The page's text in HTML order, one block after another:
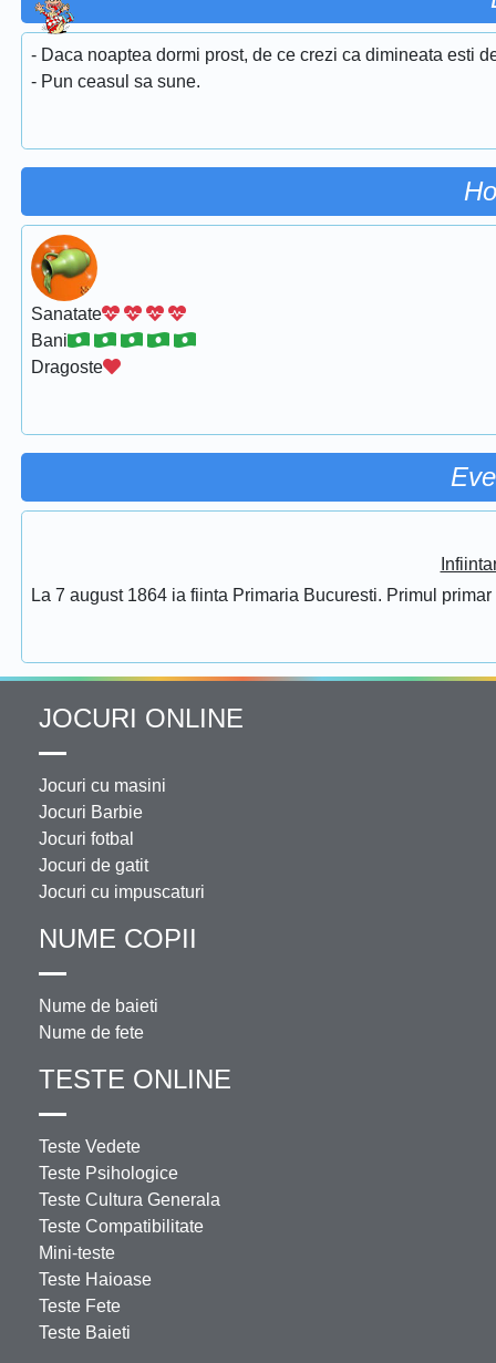
- Daca noaptea dormi prost, de ce crezi ca dimineata esti
- Pun ceasul sa sune.
Sanatate
Bani
Dragoste
La 7 august 1864 ia fiinta Primaria Bucuresti. Primul
JOCURI ONLINE
Jocuri cu masini
Jocuri Barbie
Jocuri fotbal
Jocuri de gatit
Jocuri cu impuscaturi
NUME COPII
Nume de baieti
Nume de fete
TESTE ONLINE
Teste Vedete
Teste Psihologice
Teste Cultura Generala
Teste Compatibilitate
Mini-teste
Teste Haioase
Teste Fete
Teste Baieti